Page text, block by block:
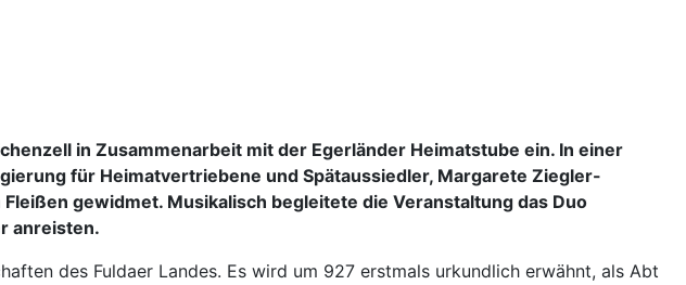
in Zusammenarbeit mit der Egerländer Heimatstube ein. In einer
für Heimatvertriebene und Spätaussiedler, Margarete Ziegler-
gewidmet. Musikalisch begleitete die Veranstaltung das Duo
anreisten.
des Fuldaer Landes. Es wird um 927 erstmals urkundlich erwähnt, als Abt